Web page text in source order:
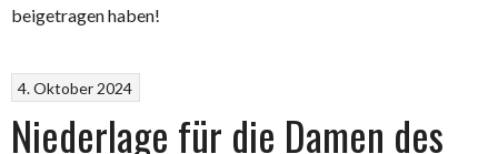
beigetragen haben!
4. Oktober 2024
Niederlage für die Damen des